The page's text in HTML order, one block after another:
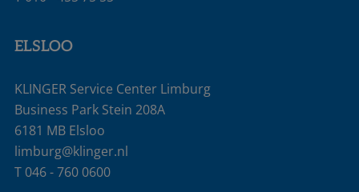
ELSLOO
KLINGER Service Center Limburg
Business Park Stein 208A
6181 MB Elsloo
limburg@klinger.nl
T 046 - 760 0600